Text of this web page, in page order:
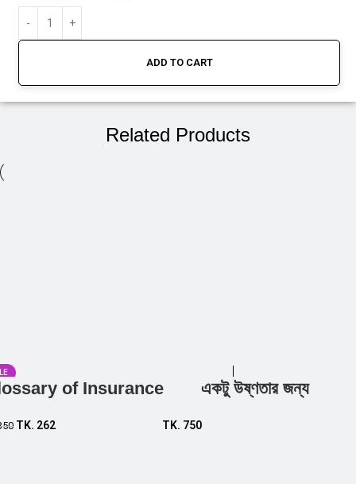
ADD TO CART
Related Products
of Insurance
TK. 262
Add to cart
একটু উষ্ণতার জন্য
TK. 750